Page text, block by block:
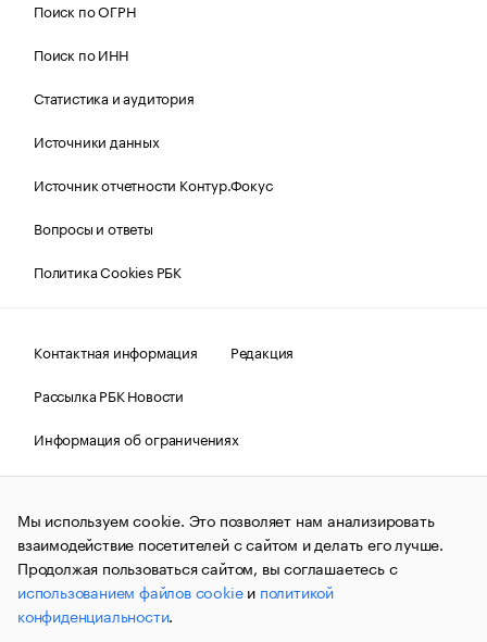
Поиск по ОГРН
Поиск по ИНН
Статистика и аудитория
Источники данных
Источник отчетности Контур.Фокус
Вопросы и ответы
Политика Cookies РБК
Контактная информация
Редакция
Рассылка РБК Новости
Информация об ограничениях
Правовая информация
О соблюдении авторских прав
© АО «РОСБИЗНЕСКОНСАЛТИНГ»,1995–2026.Сообщения
и материалы информационного агентства «РБК»
(зарегистрировано Федеральной службой по надзору в сфере
связи, информационных технологий и массовых
коммуникаций (Роскомнадзор) 09.12.2015 за номером ИА
№ФС77-63848) сопровождаются пометкой «РБК». Отдельные
публикации могут содержать информацию,
Мы используем cookie. Это позволяет нам анализировать
взаимодействие посетителей с сайтом и делать его лучше.
Продолжая пользоваться сайтом, вы соглашаетесь с
использованием файлов cookieи политикой
конфиденциальности.